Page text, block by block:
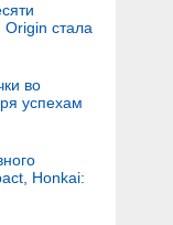
стала
во
успехам
Honkai: